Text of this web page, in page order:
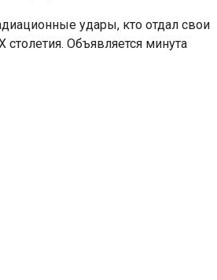
удары, кто отдал свои
Объявляется минута